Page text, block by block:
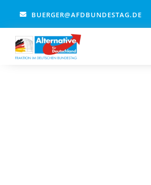
springen
BUERGER@AFDBUNDESTAG.DE